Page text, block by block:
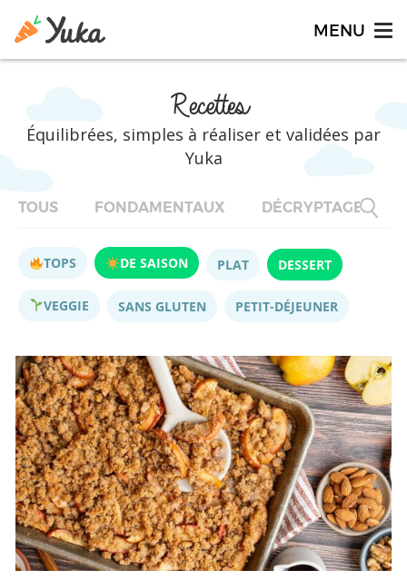
Recettes
Équilibrées, simples à réaliser et validées par
Yuka
TOUS FONDAMENTAUX DÉCRYPTAGES
TOPS DE SAISON PLAT DESSERT
VEGGIE SANS GLUTEN PETIT-DÉJEUNER